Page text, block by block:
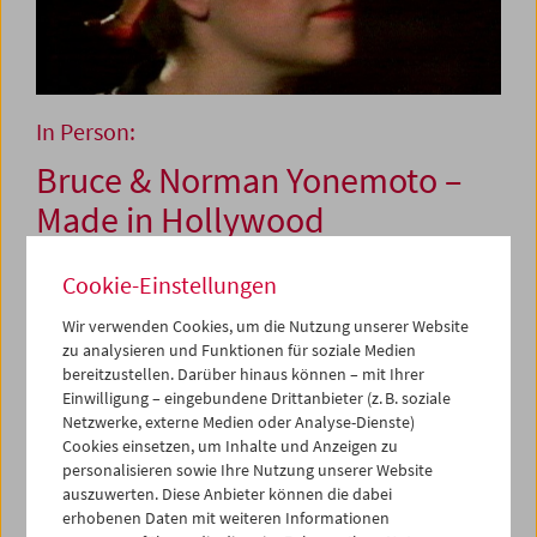
In Person:
Bruce & Norman Yonemoto –
Made in Hollywood
Die Brüder Bruce (*1949) und Norman Yonemoto (1946–
2014), die von 1976 bis zu Normans Tod meist kollaborativ
arbeiteten, lassen sich an der Schnittstelle von
experimentellem Kino, Medien- und bildender Kunst
verorten. Die Kunstwelt fungiert oft als Schauplatz in
ihren Filmen, was sich auch an der Zusammenarbeit mit
Künstler*innen wie Mike Kelley, Tony Oursler oder Mary
Cookie-Einstellungen
Wir verwenden Cookies, um die Nutzung unserer Website
zu analysieren und Funktionen für soziale Medien
bereitzustellen. Darüber hinaus können – mit Ihrer
Einwilligung – eingebundene Drittanbieter (z. B. soziale
Netzwerke, externe Medien oder Analyse-Dienste)
Cookies einsetzen, um Inhalte und Anzeigen zu
personalisieren sowie Ihre Nutzung unserer Website
auszuwerten. Diese Anbieter können die dabei
erhobenen Daten mit weiteren Informationen